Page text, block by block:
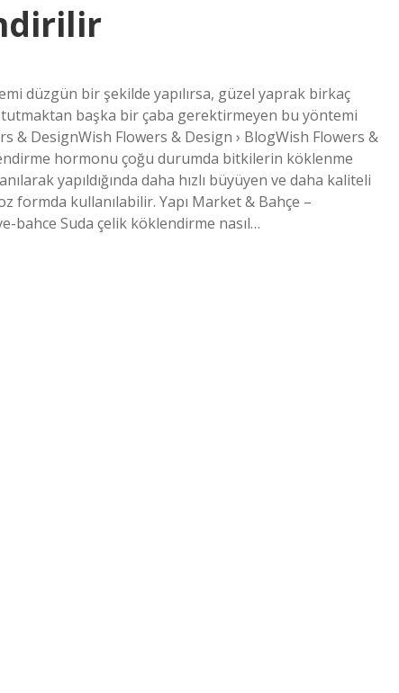
düzgün bir şekilde yapılırsa, güzel yaprak birkaç
başka bir çaba gerektirmeyen bu yöntemi
& DesignWish Flowers & Design › BlogWish Flowers &
hormonu çoğu durumda bitkilerin köklenme
yapıldığında daha hızlı büyüyen ve daha kaliteli
formda kullanılabilir. Yapı Market & Bahçe –
bahce Suda çelik köklendirme nasıl…